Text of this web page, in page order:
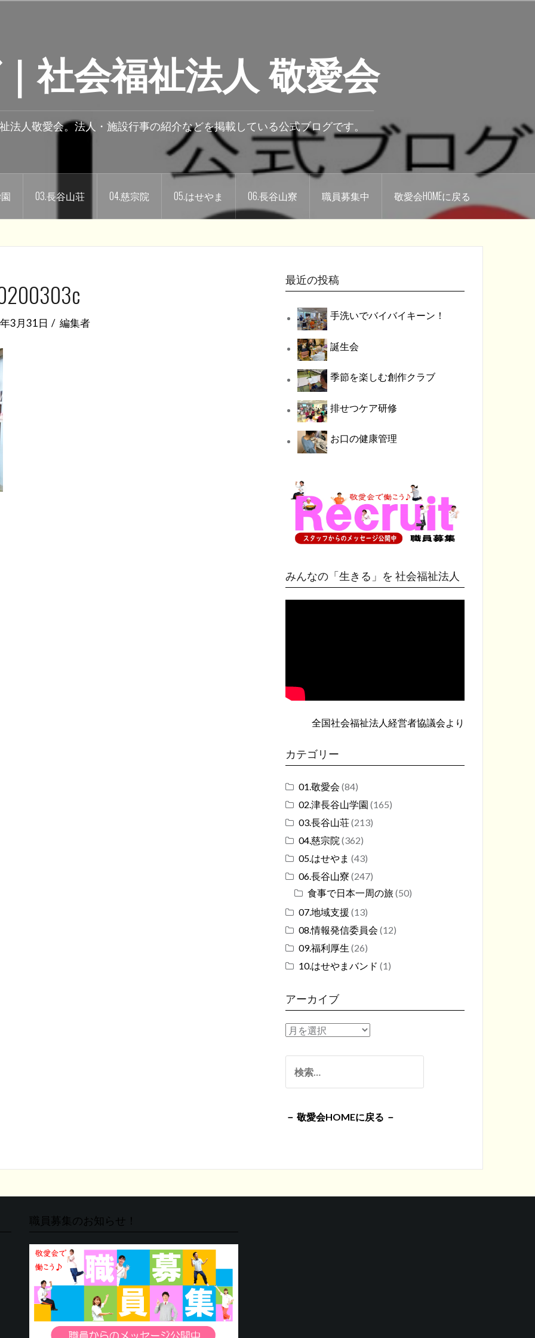
社会福祉法人 敬愛会
法人敬愛会。法人・施設行事の紹介などを掲載している公式ブログです。
03.長谷山荘 04.慈宗院 05.はせやま 06.長谷山寮 職員募集中 敬愛会HOMEに戻る
3月31日 編集者
最近の投稿
手洗いでバイバイキーン！
誕生会
季節を楽しむ創作クラブ
排せつケア研修
お口の健康管理
みんなの「生きる」を 社会福祉法人
全国社会福祉法人経営者協議会より
カテゴリー
01.敬愛会 (84)
02.津長谷山学園 (165)
03.長谷山荘(213)
04.慈宗院 (362)
05.はせやま (43)
06.長谷山寮 (247)
食事で日本一周の旅 (50)
07.地域支援 (13)
08.情報発信委員会 (12)
09.福利厚生 (26)
10.はせやまバンド (1)
アーカイブ
ア
カ
ブ
索:
－ 敬愛会HOMEに戻る －
職員募集のお知らせ！